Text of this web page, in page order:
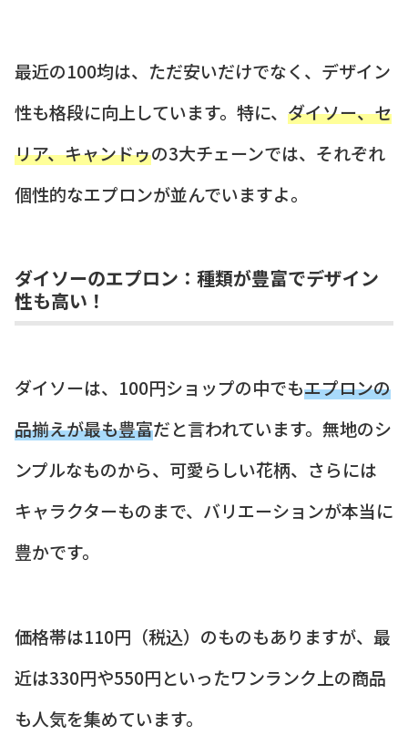
最近の100均は、ただ安いだけでなく、デザイン
性も格段に向上しています。特に、 ダイソー、セ
リア、キャンドゥの3大チェーンでは、それぞれ
個性的なエプロンが並んでいますよ。
ダイソーのエプロン：種類が豊富でデザイン
性も高い！
ダイソーは、100円ショップの中でもエプロンの
品揃えが最も豊富だと言われています。無地のシ
ンプルなものから、可愛らしい花柄、さらには
キャラクターものまで、バリエーションが本当に
豊かです。
価格帯は110円（税込）のものもありますが、最
近は330円や550円といったワンランク上の商品
も人気を集めています。